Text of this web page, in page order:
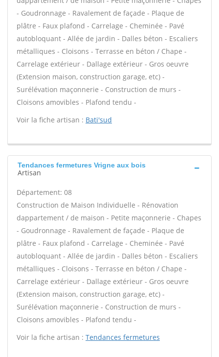
- Goudronnage - Ravalement de façade - Plaque de
plâtre - Faux plafond - Carrelage - Cheminée - Pavé
autobloquant - Allée de jardin - Dalles béton - Escaliers
métalliques - Cloisons - Terrasse en béton / Chape -
Carrelage extérieur - Dallage extérieur - Gros oeuvre
(Extension maison, construction garage, etc) -
Surélévation maçonnerie - Construction de murs -
Cloisons amovibles - Plafond tendu -
Voir la fiche artisan : Bati'sud
Tendances fermetures Vrigne aux bois
Artisan
Département: 08
Construction de Maison Individuelle - Rénovation
dappartement / de maison - Petite maçonnerie - Chapes
- Goudronnage - Ravalement de façade - Plaque de
plâtre - Faux plafond - Carrelage - Cheminée - Pavé
autobloquant - Allée de jardin - Dalles béton - Escaliers
métalliques - Cloisons - Terrasse en béton / Chape -
Carrelage extérieur - Dallage extérieur - Gros oeuvre
(Extension maison, construction garage, etc) -
Surélévation maçonnerie - Construction de murs -
Cloisons amovibles - Plafond tendu -
Voir la fiche artisan : Tendances fermetures